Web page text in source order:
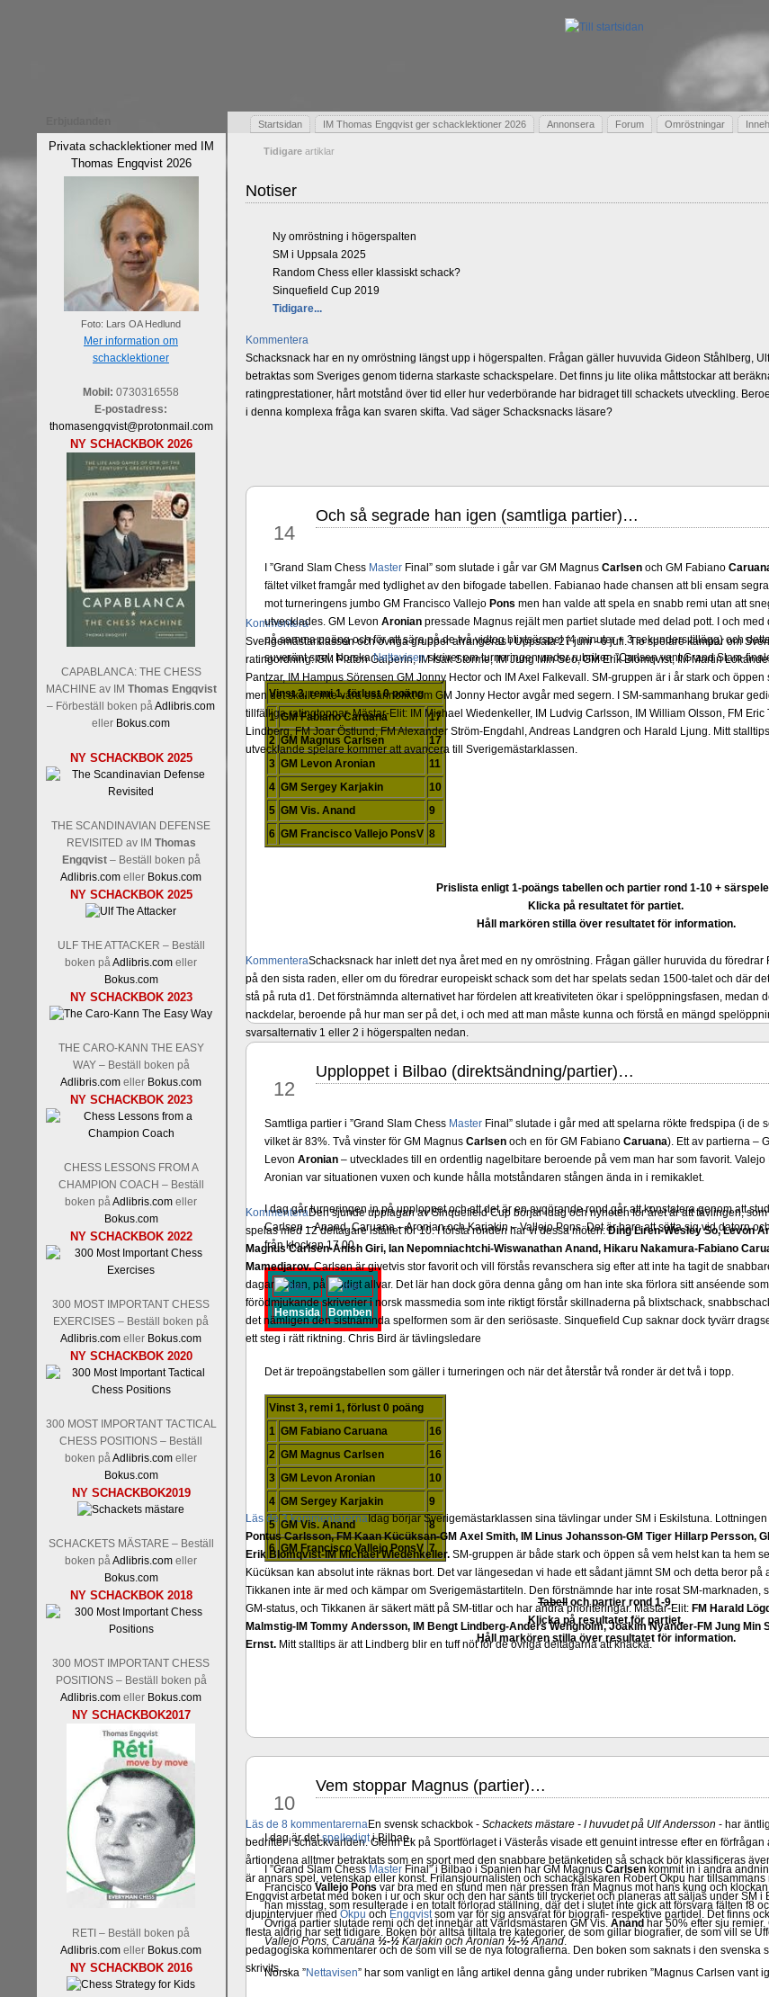
Privata schacklektioner med IM
Thomas Engqvist 2026
Foto: Lars OA Hedlund
Mer information om
schacklektioner
Mobil: 0730316558
E-postadress:
thomasengqvist@protonmail.com
NY SCHACKBOK 2026
CAPABLANCA: THE CHESS
MACHINE av IM Thomas Engqvist
– Förbeställ boken påAdlibris.com
eller Bokus.com
NY SCHACKBOK 2025
THE SCANDINAVIAN DEFENSE
REVISITED av IM Thomas
Engqvist– Beställ boken på
Adlibris.com eller Bokus.com
NY SCHACKBOK 2025
ULF THE ATTACKER – Beställ
boken påAdlibris.com eller
Bokus.com
NY SCHACKBOK 2023
THE CARO-KANN THE EASY
WAY – Beställ boken på
Adlibris.com eller Bokus.com
NY SCHACKBOK 2023
CHESS LESSONS FROM A
CHAMPION COACH – Beställ
boken påAdlibris.com eller
Bokus.com
NY SCHACKBOK 2022
300 MOST IMPORTANT CHESS
EXERCISES – Beställ boken på
Adlibris.com eller Bokus.com
NY SCHACKBOK 2020
300 MOST IMPORTANT TACTICAL
CHESS POSITIONS – Beställ
boken påAdlibris.com eller
Bokus.com
NY SCHACKBOK2019
SCHACKETS MÄSTARE – Beställ
boken påAdlibris.com eller
Bokus.com
NY SCHACKBOK 2018
300 MOST IMPORTANT CHESS
POSITIONS – Beställ boken på
Adlibris.com eller Bokus.com
NY SCHACKBOK2017
RETI – Beställ boken på
Adlibris.com eller Bokus.com
NY SCHACKBOK 2016
Startsidan IM Thomas Engqvist ger schacklektioner 2026 Annonsera Forum Omröstningar
Tidigareartiklar
Notiser
Ny omröstning i högerspalten
SM i Uppsala 2025
Random Chess eller klassiskt schack?
Sinquefield Cup 2019
Tidigare...
Kommentera
Schacksnack har en ny omröstning längst upp i högerspalten. Frågan gäller huvuvida Gideon Ståhlberg,
betraktas som Sveriges genom tiderna starkaste schackspelare. Det finns ju lite olika måttstockar att
ratingprestationer, hårt motstånd över tid eller hur vederbörande har bidraget till schackets utveckling.
i denna komplexa fråga kan svaren skifta. Vad säger Schacksnacks läsare?
Kommentera
Sverigemästarklassen och övriga grupper arrangeras i Uppsala 27 juni - 6 juli. Tio spelare kämpar om
ratingordning: GM Platon Galperin, IM Isak Storme, IM Jung Min Seo, GM Erik Blomqvist, IM Martin
Pantzar, IM Hampus Sörensen GM Jonny Hector och IM Axel Falkevall. SM-gruppen är i år stark och
men det skulle inte vara osannolikt om GM Jonny Hector avgår med segern. I SM-sammanhang brukar
tillfälliga ratingtoppar. Mästar-Elit: IM Michael Wiedenkeller, IM Ludvig Carlsson, IM William Olsson, FM Eric
Lindberg, FM Joar Östlund, FM Alexander Ström-Engdahl, Andreas Landgren och Harald Ljung. Mitt
utvecklande spelare kommer att avancera till Sverigemästarklassen.
KommenteraSchacksnack har inlett det nya året med en ny omröstning. Frågan gäller huruvida du
på den sista raden, eller om du föredrar europeiskt schack som det har spelats sedan 1500-talet och där
stå på ruta d1. Det förstnämnda alternativet har fördelen att kreativiteten ökar i spelöppningsfasen, medan
nackdelar, beroende på hur man ser på det, i och med att man måste kunna och förstå en mängd
svarsalternativ 1 eller 2 i högerspalten nedan.
KommenteraDen sjunde upplagan av Sinquefield Cup börjar idag och nyheten för året är att tävlingen,
spelas med 12 deltagare istället för 10. I första ronden har vi dessa möten:Ding Liren-Wesley So, Levon
Magnus Carlsen-Anish Giri, Ian Nepomniachtchi-Wiswanathan Anand, Hikaru Nakamura-Fabiano
Mamedjarov.Carlsen är givetvis stor favorit och vill förstås revanschera sig efter att inte ha tagit de
dagar sedan, på blodigt allvar. Det lär han dock göra denna gång om han inte ska förlora sitt anséende
förödmjukande skriverier i norsk massmedia som inte riktigt förstår skillnaderna på blixtschack,
det nämligen den sistnämnda spelformen som är den seriösaste. Sinquefield Cup saknar dock tyvärr
ett steg i rätt riktning. Chris Bird är tävlingsledare
Läs de 3 kommentarernaIdag börjar Sverigemästarklassen sina tävlingar under SM i Eskilstuna.
Pontus Carlsson, FM Kaan Kücüksan-GM Axel Smith, IM Linus Johansson-GM Tiger Hillarp Persson,
Erik Blomqvist-IM Michael Wiedenkeller.SM-gruppen är både stark och öppen så vem helst kan ta hem
Kücüksan kan absolut inte räknas bort. Det var längesedan vi hade ett sådant jämnt SM och detta beror på
Tikkanen inte är med och kämpar om Sverigemästartiteln. Den förstnämnde har inte rosat SM-marknaden,
GM-status, och Tikkanen är säkert mätt på SM-titlar och har andra prioriteringar. Mästar-Elit: FM Harald
Malmstig-IM Tommy Andersson, IM Bengt Lindberg-Anders Wengholm, Joakim Nyander-FM Jung Min
Ernst.Mitt stalltips är att Lindberg blir en tuff nöt för de övriga deltagarna att knäcka.
Läs de 8 kommentarernaEn svensk schackbok - Schackets mästare - I huvudet på Ulf Andersson - har
bedrifter i schackvärlden. Glenn Ek på Sportförlaget i Västerås visade ett genuint intresse efter en
årtiondena alltmer betraktats som en sport med den snabbare betänketiden så schack bör klassificeras
är annars spel, vetenskap eller konst. Frilansjournalisten och schackälskaren Robert Okpu har
Engqvist arbetat med boken i ur och skur och den har sänts till tryckeriet och planeras att säljas under SM i
djupintervjuer med Okpu och Engqvistsom var för sig ansvarat för biografi- respektive partidel. Det finns
flesta aldrig har sett tidigare. Boken bör alltså tilltala tre kategorier, de som gillar biografier, de som vill se
pedagogiska kommentarer och de som vill se de nya fotografierna. Den boken som saknats i den svenska
skrivits....
14
Och så segrade han igen (samtliga partier)…
I ”Grand Slam Chess MasterFinal” som slutade i går var GM Magnus Carlsenoch GM Fabiano
fältet vilket framgår med tydlighet av den bifogade tabellen. Fabianao hade chansen att bli ensam
mot turneringens jumbo GM Francisco Vallejo Pons men han valde att spela en snabb remi utan att
utvecklades. GM Levon Aronianpressade Magnus rejält men partiet slutade med delad pott. I och
på samma poäng och för att sära på de två vidtog blixtsärspel (4 minuter + 3 sekunders tillägg) och
suveränt spel. NorskaNettavisenskriver om turneringen under rubriken ”Carlsen vant Grand Slam-
Vinst 3, remi 1, förlust 0 poäng
1 GM Fabiano Caruana
17
2 GM Magnus Carlsen
17
3 GM Levon Aronian
11
4 GM Sergey Karjakin
10
5 GM Vis. Anand
9
6 GM Francisco Vallejo PonsV 8
Prislista enligt 1-poängs tabellen och partier rond 1-10 +
Klicka på resultatet för partiet.
Håll markören stilla över resultatet för information.
12
Upploppet i Bilbao (direktsändning/partier)…
Samtliga partier i ”Grand Slam Chess MasterFinal” slutade i går med att spelarna rökte fredspipa (i de
vilket är 83%. Två vinster för GM Magnus Carlsenoch en för GM Fabiano Caruana). Ett av partierna –
Levon Aronian– utvecklades till en ordentlig nagelbitare beroende på vem man har som favorit. Valejo
Aronian var situationen vuxen och kunde hålla motståndaren stången ända in i remikaklet.
I dag går turneringen in på upploppet och att det är en avgörande rond går att konstatera genom att
Carlsen – Anand, Caruana – Aronian och Karjakin – Vallejo Pons. Det är bara att sätta sig vid datorn
från klockan 17.00.
Hemsida Bomben
Det är trepoängstabellen som gäller i turneringen och när det återstår två ronder är det två i topp.
Vinst 3, remi 1, förlust 0 poäng
1 GM Fabiano Caruana
16
2 GM Magnus Carlsen
16
3 GM Levon Aronian
10
4 GM Sergey Karjakin
9
5 GM Vis. Anand
8
6 GM Francisco Vallejo PonsV 7
Tabell och partier rond 1-9.
Klicka på resultatet för partiet.
Håll markören stilla över resultatet för information.
10
Vem stoppar Magnus (partier)…
I dag är detspelledigti Bilbao.
I ”Grand Slam Chess MasterFinal” i Bilbao i Spanien har GM Magnus Carlsenkommit in i andra
Francisco Vallejo Pons var bra med en stund men när pressen från Magnus mot hans kung och
han misstag, som resulterade i en totalt förlorad ställning, där det i slutet inte gick att försvara fälten f8
Övriga partier slutade remi och det innebär att Världsmästaren GM Vis. Anand har 50% efter sju
Vallejo Pons, Caruana ½-½Karjakin och Aronian ½-½Anand.
Norska ”Nettavisen” har som vanligt en lång artikel denna gång under rubriken ”Magnus Carlsen vant